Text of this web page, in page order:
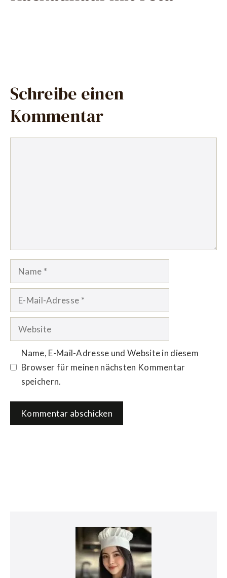
Schreibe einen
Kommentar
Name
Website
Name, E-Mail-Adresse und Website in diesem
Browser für meinen nächsten Kommentar
speichern.